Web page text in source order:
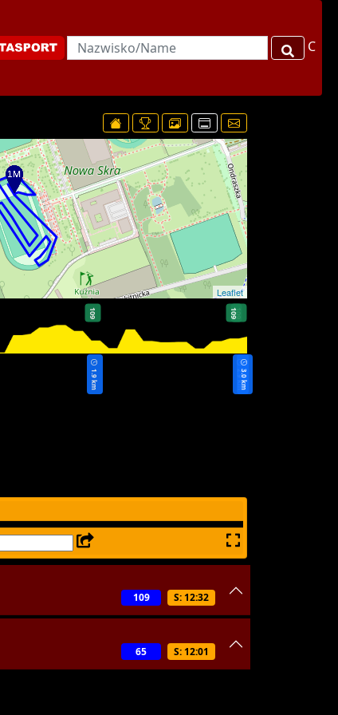
C
Leaflet
109
1.9 km
109
2.9 km
109
3.0 km
S: 12:32
109
S: 12:01
65